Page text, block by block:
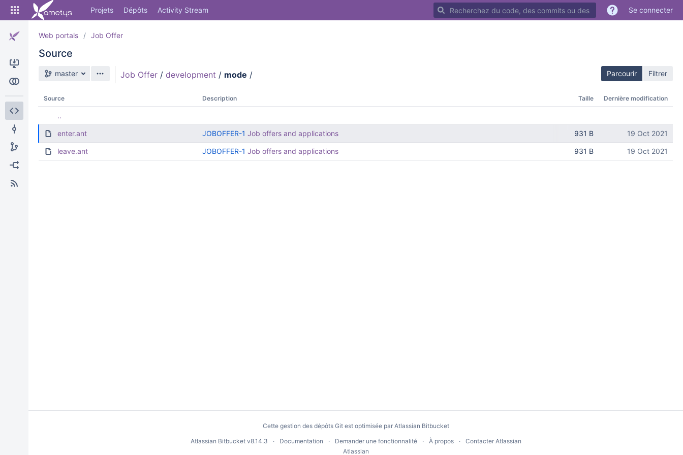
Skip
navigation
content
Projets Dépôts Activity Stream Rechercher du code, des commits ou des dépôts Se connecter
Source
Commits
Web portals Job Offer
Source
Branche source
master Job Offer / development / mode / Parcourir Filtrer
Source Description Taille Dernière modification
..
enter.ant JOBOFFER-1 Job offers and applications 931 B 19 Oct 2021
leave.ant JOBOFFER-1 Job offers and applications 931 B 19 Oct 2021
Cette gestion des dépôts Git est optimisée par Atlassian Bitbucket
Atlassian Bitbucket v8.14.3 Documentation Demander une fonctionnalité À propos
Contacter Atlassian
Atlassian